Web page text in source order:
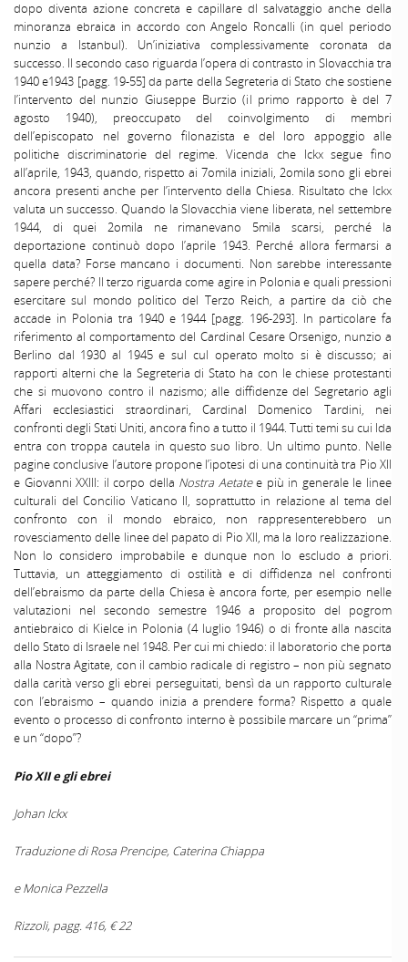
dopo diventa azione concreta e capillare dl salvataggio anche della
minoranza ebraica in accordo con Angelo Roncalli (in quel periodo
nunzio a Istanbul). Un’iniziativa complessivamente coronata da
successo. Il secondo caso riguarda l’opera di contrasto in Slovacchia tra
1940 e1943 [pagg. 19-55] da parte della Segreteria di Stato che sostiene
l’intervento del nunzio Giuseppe Burzio (il primo rapporto è del 7
agosto 1940), preoccupato del coinvolgimento di membri
dell’episcopato nel governo filonazista e del loro appoggio alle
politiche discriminatorie del regime. Vicenda che Ickx segue fino
all’aprile, 1943, quando, rispetto ai 7omila iniziali, 2omila sono gli ebrei
ancora presenti anche per l’intervento della Chiesa. Risultato che lckx
valuta un successo. Quando la Slovacchia viene liberata, nel settembre
1944, di quei 2omila ne rimanevano 5mila scarsi, perché la
deportazione continuò dopo l’aprile 1943. Perché allora fermarsi a
quella data? Forse mancano i documenti. Non sarebbe interessante
sapere perché? Il terzo riguarda come agire in Polonia e quali pressioni
esercitare sul mondo politico del Terzo Reich, a partire da ciò che
accade in Polonia tra 1940 e 1944 [pagg. 196-293]. In particolare fa
riferimento al comportamento del Cardinal Cesare Orsenigo, nunzio a
Berlino dal 1930 al 1945 e sul cul operato molto si è discusso; ai
rapporti alterni che la Segreteria di Stato ha con le chiese protestanti
che si muovono contro il nazismo; alle diffidenze del Segretario agli
Affari ecclesiastici straordinari, Cardinal Domenico Tardini, nei
confronti degli Stati Uniti, ancora fino a tutto il 1944. Tutti temi su cui Ida
entra con troppa cautela in questo suo libro. Un ultimo punto. Nelle
pagine conclusive l’autore propone l’ipotesi di una continuità tra Pio XII
e Giovanni XXIII: il corpo della Nostra Aetatee più in generale le linee
culturali del Concilio Vaticano II, soprattutto in relazione al tema del
confronto con il mondo ebraico, non rappresenterebbero un
rovesciamento delle linee del papato di Pio XII, ma la loro realizzazione.
Non lo considero improbabile e dunque non lo escludo a priori.
Tuttavia, un atteggiamento di ostilità e di diffidenza nel confronti
dell’ebraismo da parte della Chiesa è ancora forte, per esempio nelle
valutazioni nel secondo semestre 1946 a proposito del pogrom
antiebraico di Kielce in Polonia (4 luglio 1946) o di fronte alla nascita
dello Stato di Israele nel 1948. Per cui mi chiedo: il laboratorio che porta
alla Nostra Agitate, con il cambio radicale di registro – non più segnato
dalla carità verso gli ebrei perseguitati, bensì da un rapporto culturale
con l’ebraismo – quando inizia a prendere forma? Rispetto a quale
evento o processo di confronto interno è possibile marcare un “prima”
e un “dopo”?
Pio XII e gli ebrei
Johan Ickx
Traduzione di Rosa Prencipe, Caterina Chiappa
e Monica Pezzella
Rizzoli, pagg. 416, € 22